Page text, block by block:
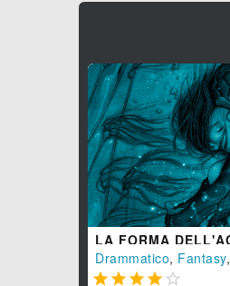
Drammatico, Fantasy,
    